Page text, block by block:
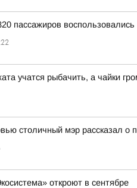
пассажиров
учатся рыбачить, а чайки
столичный мэр рассказал о
откроют в сентябре